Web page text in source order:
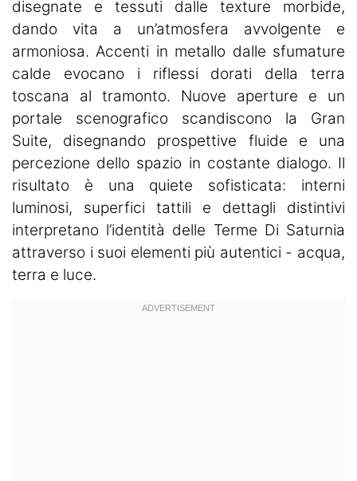
disegnate e tessuti dalle texture morbide,
dando vita a un’atmosfera avvolgente e
armoniosa. Accenti in metallo dalle sfumature
calde evocano i riflessi dorati della terra
toscana al tramonto. Nuove aperture e un
portale scenografico scandiscono la Gran
Suite, disegnando prospettive fluide e una
percezione dello spazio in costante dialogo. Il
risultato è una quiete sofisticata: interni
luminosi, superfici tattili e dettagli distintivi
interpretano l’identità delle Terme Di Saturnia
attraverso i suoi elementi più autentici - acqua,
terra e luce.